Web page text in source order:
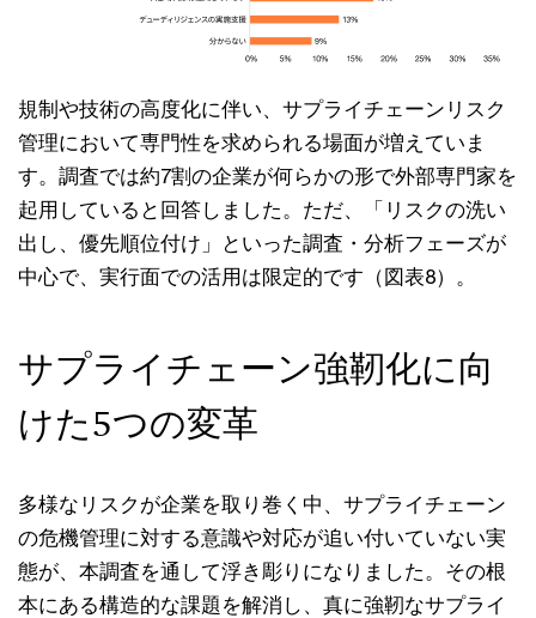
規制や技術の高度化に伴い、サプライチェーンリスク
管理において専門性を求められる場面が増えていま
す。調査では約7割の企業が何らかの形で外部専門家を
起用していると回答しました。ただ、「リスクの洗い
出し、優先順位付け」といった調査・分析フェーズが
中心で、実行面での活用は限定的です（図表8）。
サプライチェーン強靭化に向
けた5つの変革
多様なリスクが企業を取り巻く中、サプライチェーン
の危機管理に対する意識や対応が追い付いていない実
態が、本調査を通して浮き彫りになりました。その根
本にある構造的な課題を解消し、真に強靭なサプライ